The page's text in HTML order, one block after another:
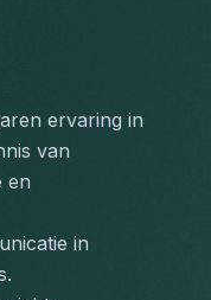
ervaring in
van
en
in